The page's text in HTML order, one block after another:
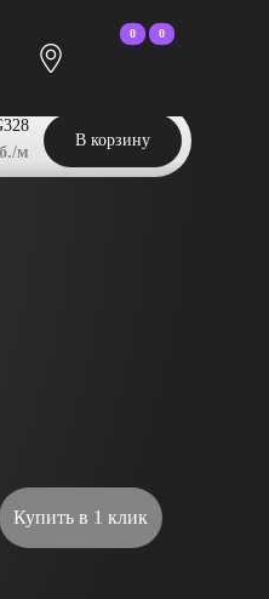
0 0
Купить в 1 клик
м
В корзину